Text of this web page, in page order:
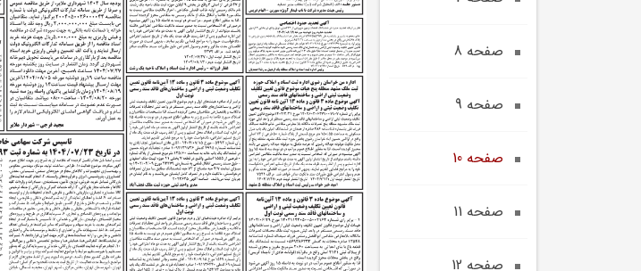
صفحه 8
صفحه 9
صفحه 10
صفحه 11
صفحه 12